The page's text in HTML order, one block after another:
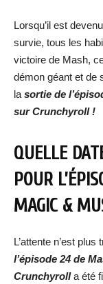
Lorsqu’il est
survie, tous les
victoire de Mash,
démon géant et de
la sortie de
sur Crunchyroll !
QUELLE
POUR
MAGIC &
L’attente n’est
l’épisode 24 de
Crunchyrolla été